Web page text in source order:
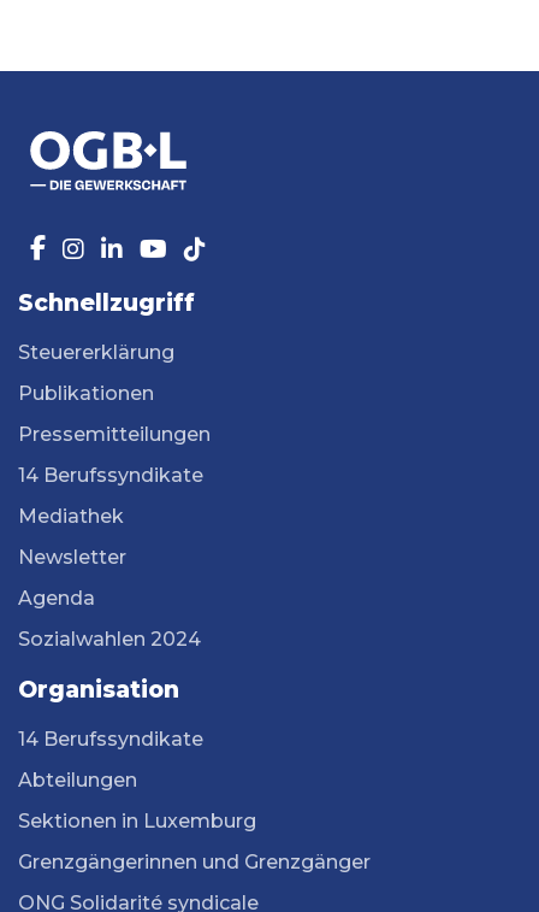
Schnellzugriff
Steuererklärung
Publikationen
Pressemitteilungen
14 Berufssyndikate
Mediathek
Newsletter
Agenda
Sozialwahlen 2024
Organisation
14 Berufssyndikate
Abteilungen
Sektionen in Luxemburg
Grenzgängerinnen und Grenzgänger
ONG Solidarité syndicale